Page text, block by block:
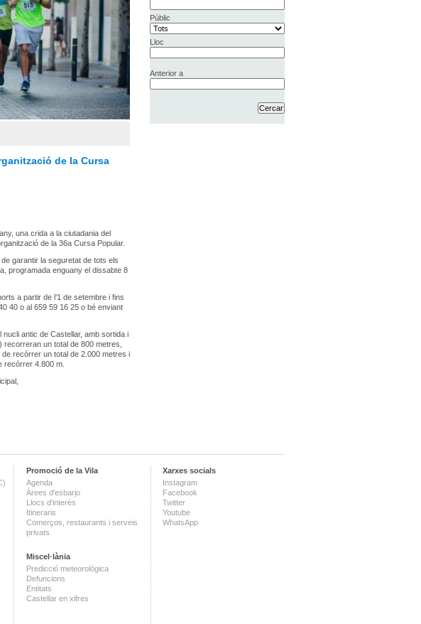
de la Cursa
una crida a la ciutadania del
de la 36a Cursa Popular.
garantir la seguretat de tots els
programada enguany el dissabte 8
a partir de l’1 de setembre i fins
40 o al 659 59 16 25 o bé enviant
antic de Castellar, amb sortida i
un total de 800 metres,
recórrer un total de 2.000 metres i
recórrer 4.800 m.
Públic
Lloc
Anterior a
Promoció de la Vila
Agenda
Àrees d'esbarjo
Llocs d'interès
Itineraris
Comerços, restaurants i serveis
privats
Miscel·lània
Predicció meteorològica
Defuncions
Entitats
Castellar en xifres
Xarxes socials
Instagram
Facebook
Twitter
Youtube
WhatsApp